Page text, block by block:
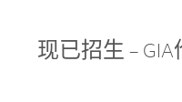
现已招生 –